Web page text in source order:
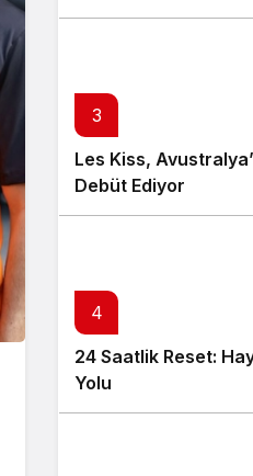
3
Les Kiss,
Debüt Ediyor
4
24 Saatlik Reset:
Yolu